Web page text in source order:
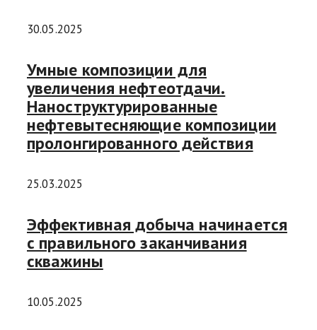
30.05.2025
Умные композиции для
увеличения нефтеотдачи.
Наноструктурированные
нефтевытесняющие композиции
пролонгированного действия
25.03.2025
Эффективная добыча начинается
с правильного заканчивания
скважины
10.05.2025